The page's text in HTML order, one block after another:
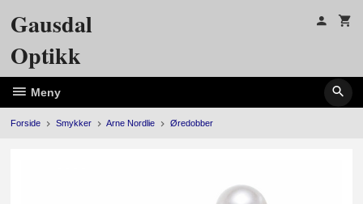
Gausdal
Optikk
Meny
Forside Smykker Arne Nordlie Øredobber